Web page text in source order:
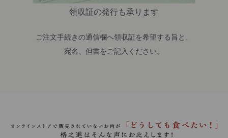
領収証の発行も承ります
ご注文手続きの通信欄へ領収証を希望する旨と、
宛名、但書をご記入ください。